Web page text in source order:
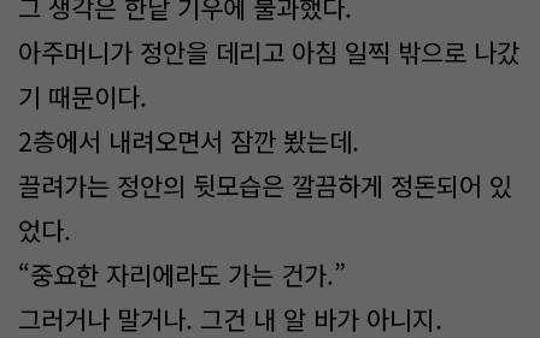
그 생각은 한낱 기우에 불과했다.
아주머니가 정안을 데리고 아침 일찍 밖으로 나갔
기 때문이다.
2층에서 내려오면서 잠깐 봤는데.
끌려가는 정안의 뒷모습은 깔끔하게 정돈되어 있
었다.
“중요한 자리에라도 가는 건가.”
그러거나 말거나. 그건 내 알 바가 아니지.